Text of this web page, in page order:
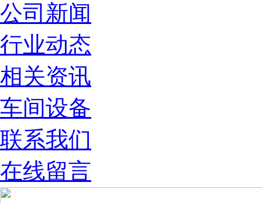
公司新闻
行业动态
相关资讯
车间设备
联系我们
在线留言